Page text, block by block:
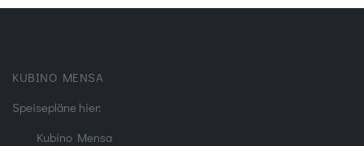
KUBINO MENSA
Speisepläne hier:
Kubino Mensa